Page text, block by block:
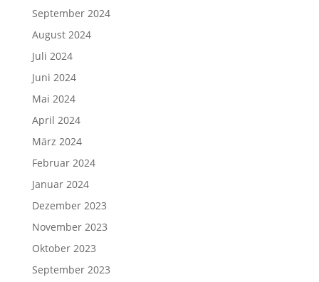
September 2024
August 2024
Juli 2024
Juni 2024
Mai 2024
April 2024
März 2024
Februar 2024
Januar 2024
Dezember 2023
November 2023
Oktober 2023
September 2023